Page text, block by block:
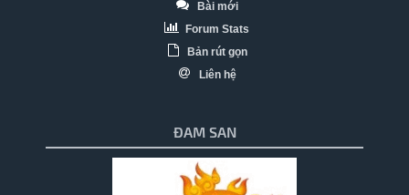
Bài mới
Forum Stats
Bản rút gọn
Liên hệ
ĐAM SAN